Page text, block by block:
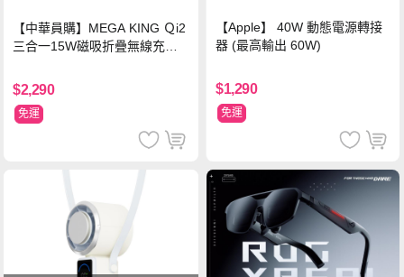
【中華員購】MEGA KING Ｑi2
三合一15W磁吸折疊無線充電
$2,290
免運
【Apple】 40W 動態電源轉接
器 (最高輸出 60W)
$1,290
免運